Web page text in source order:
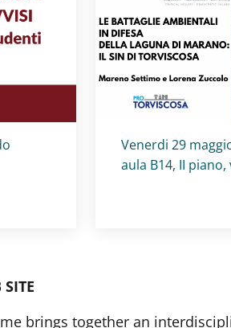
Titolo card :
Venerdi 29
aula B14, II piano,
brings together an